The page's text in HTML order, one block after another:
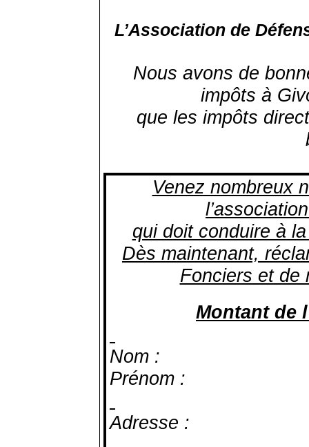
L’Association de
Nous avons de
impôts à
que les impôts
Venez nombreux
qui doit conduire à
Dès maintenant,
Fonciers et de
Montant de
Nom :
Prénom :
Adresse :